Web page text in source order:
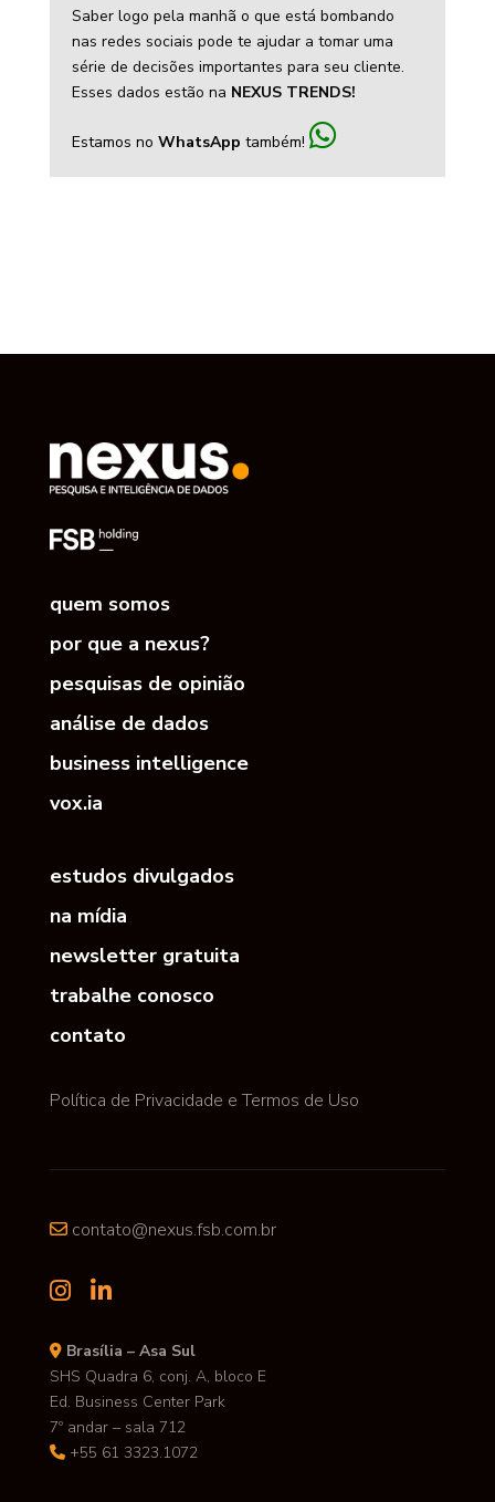
Saber logo pela manhã o que está bombando
nas redes sociais pode te ajudar a tomar uma
série de decisões importantes para seu cliente.
Esses dados estão na NEXUS TRENDS!
Estamos no WhatsApp também!
quem somos
por que a nexus?
pesquisas de opinião
análise de dados
business intelligence
vox.ia
estudos divulgados
na mídia
newsletter gratuita
trabalhe conosco
contato
Política de Privacidade e Termos de Uso
contato@nexus.fsb.com.br
Brasília – Asa Sul
SHS Quadra 6, conj. A, bloco E
Ed. Business Center Park
7º andar – sala 712
+55 61 3323.1072